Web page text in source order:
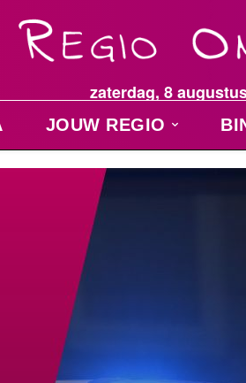
zaterdag, 8
JOUW REGIO